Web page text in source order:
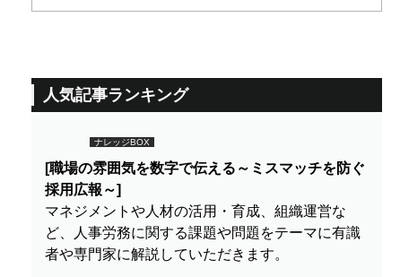
人気記事ランキング
ナレッジBOX
[職場の雰囲気を数字で伝える～ミスマッチを防ぐ
採用広報～]
マネジメントや人材の活用・育成、組織運営な
ど、人事労務に関する課題や問題をテーマに有識
者や専門家に解説していただきます。